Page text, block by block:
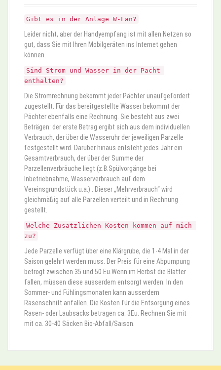
Gibt es in der Anlage W-Lan?
Leider nicht, aber der Handyempfang ist mit allen Netzen so
gut, dass Sie mit Ihren Mobilgeräten ins Internet gehen
können.
Sind Strom und Wasser in der Pacht
enthalten?
Die Stromrechnung bekommt jeder Pächter unaufgefordert
zugestellt. Für das bereitgestellte Wasser bekommt der
Pächter ebenfalls eine Rechnung. Sie besteht aus zwei
Beträgen: der erste Betrag ergibt sich aus dem individuellen
Verbrauch, der über die Wasseruhr der jeweiligen Parzelle
festgestellt wird. Darüber hinaus entsteht jedes Jahr ein
Gesamtverbrauch, der über der Summe der
Parzellenverbräuche liegt (z.B.Spülvorgänge bei
Inbetriebnahme, Wasserverbrauch auf dem
Vereinsgrundstück u.a.) . Dieser „Mehrverbrauch“ wird
gleichmäßig auf alle Parzellen verteilt und in Rechnung
gestellt.
Welche Zusätzlichen Kosten kommen auf mich
zu?
Jede Parzelle verfügt über eine Klärgrube, die 1-4 Mal in der
Saison gelehrt werden muss. Der Preis für eine Abpumpung
betrögt zwischen 35 und 50 Eu.Wenn im Herbst die Blätter
fallen, müssen diese ausserdem entsorgt werden. In den
Sommer- und Fühlingsmonaten kann ausserdem
Rasenschnitt anfallen. Die Kosten für die Entsorgung eines
Rasen- oder Laubsacks betragen ca. 3Eu. Rechnen Sie mit
mit ca. 30-40 Säcken Bio-Abfall/Saison.